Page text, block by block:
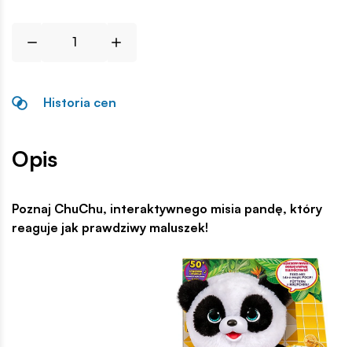
Historia cen
Opis
Poznaj ChuChu, interaktywnego misia pandę, który
reaguje jak prawdziwy maluszek!